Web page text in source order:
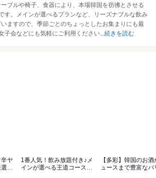
ブルや椅子、食器により、本場韓国を彷彿とさせる
す。メインが選べるプランなど、リーズナブルな飲み
ますので、季節ごとのちょっとしたお集まりにも最
子会などにも気軽にご利用ください...続きを読む
ヤ
素
1番人気！飲み放題付き♪メ
インが選べる王道コース
【多彩】韓国のお
ュースまで豊富なバ